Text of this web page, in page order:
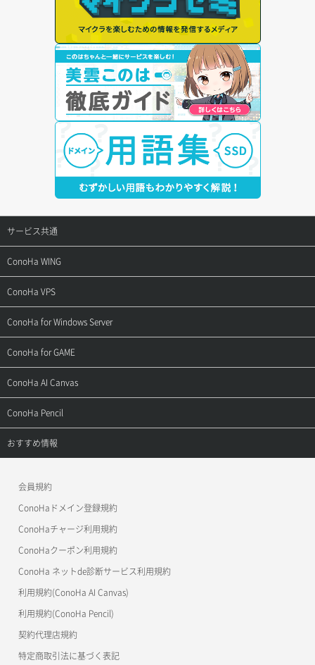
サービス共通
サポートトップ
ご契約・お支払い
用語集
お問い合わせ
ConoHa WING
サポートトップ
ご利用ガイド
お乗り換えガイド
よくある質問
ConoHa VPS
サポートトップ
ご利用ガイド
APIドキュメントVPS2.0
APIドキュメントVPS3.0
ConoHa for Windows Server
サポートトップ
ご利用ガイド
APIドキュメントVPS2.0
APIドキュメントVPS3.0
ConoHa for GAME
サポートトップ
ご利用ガイド
ConoHa AI Canvas
サポートトップ
ご利用ガイド
ConoHa Pencil
サポートトップ
おすすめ情報
美雲このは徹底ガイド
会員規約
ConoHaドメイン登録規約
ConoHaチャージ利用規約
ConoHaクーポン利用規約
ConoHa ネットde診断サービス利用規約
利用規約(ConoHa AI Canvas)
利用規約(ConoHa Pencil)
契約代理店規約
特定商取引法に基づく表記